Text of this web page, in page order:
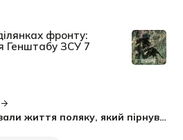
фронту:
Генштабу ЗСУ 7
Двоє українців врятували життя поляку, який пірнув у воду та зламав хребет - відео